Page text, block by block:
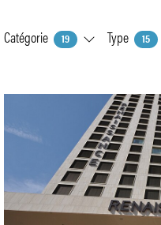
Catégorie 19 Type 15